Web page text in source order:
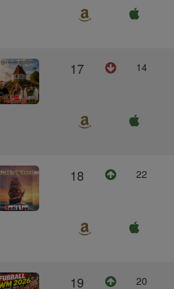
17 14
18 22
19 20